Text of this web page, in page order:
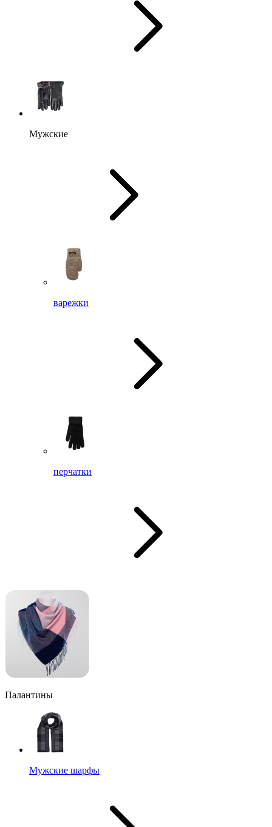
Мужские
варежки
перчатки
Палантины
Мужские шарфы